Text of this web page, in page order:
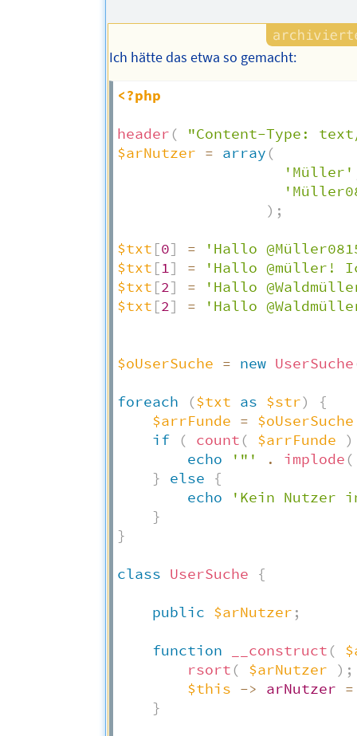
Ich hätte das etwa so gemacht:
<?php
header (
"Content-Type:
$arNutzer = array (
'Müller'
) ;
$txt [0] =
'Hallo
$txt [1] =
'Hallo @müller!
$txt [2] =
'Hallo
$txt [2] = 'Hallo
$oUserSuche = new UserSuche
foreach ($txt as $str)
{
$arrFunde = $oUserSuche
if
( count ( $arrFunde
)
echo
'"' . implode (
}
else
{
echo
'Kein Nutzer
}
}
class UserSuche {
public $arNutzer ;
function __construct (
rsort ( $arNutzer ) ;
$this -> arNutzer =
}